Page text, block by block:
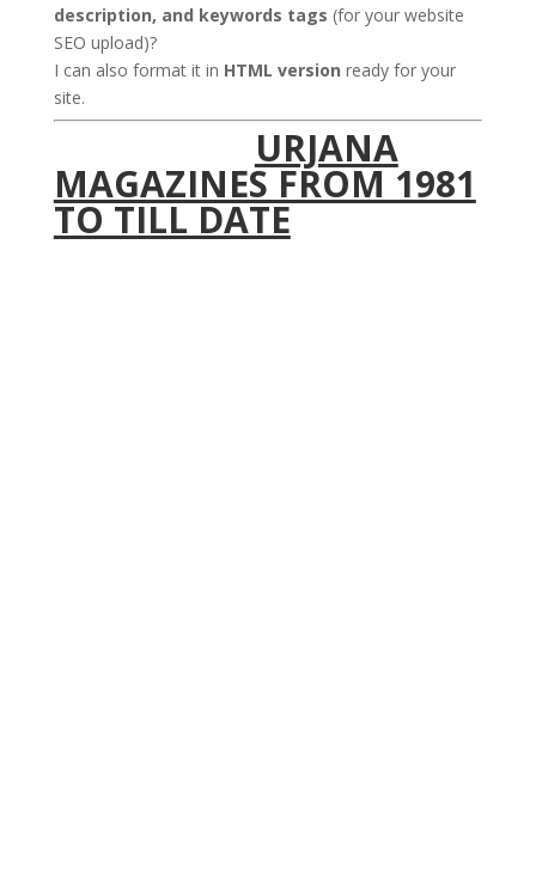
description, and keywords tags (for your website
SEO upload)?
I can also format it in HTML version ready for your
site.
URJANA
MAGAZINES FROM 1981
TO TILL DATE